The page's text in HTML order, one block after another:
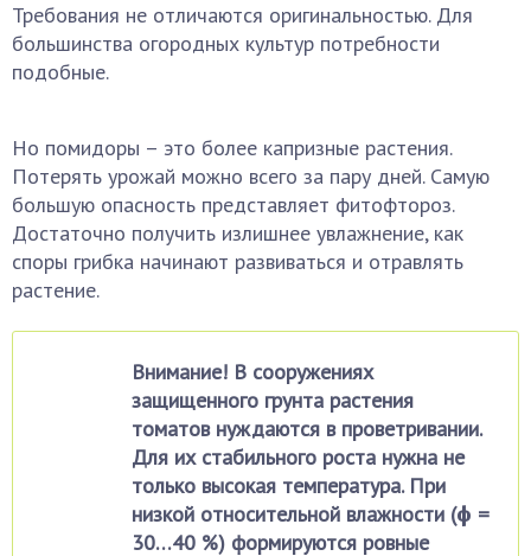
Требования не отличаются оригинальностью. Для
большинства огородных культур потребности
подобные.
Но помидоры – это более капризные растения.
Потерять урожай можно всего за пару дней. Самую
большую опасность представляет фитофтороз.
Достаточно получить излишнее увлажнение, как
споры грибка начинают развиваться и отравлять
растение.
Внимание! В сооружениях
защищенного грунта растения
томатов нуждаются в проветривании.
Для их стабильного роста нужна не
только высокая температура. При
низкой относительной влажности (ϕ =
30…40 %) формируются ровные